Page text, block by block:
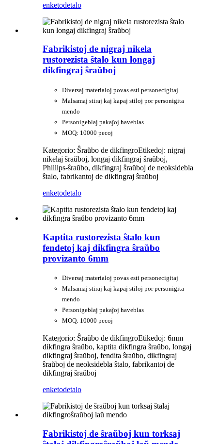
enketodetalo
Fabrikistoj de nigraj nikela
rustorezista ŝtalo kun longaj
dikfingraj ŝraŭboj
Diversaj materialoj povas esti personecigitaj
Malsamaj stiraj kaj kapaj stiloj por personigita
mendo
Personigeblaj pakaĵoj haveblas
MOQ: 10000 pecoj
Kategorio: Ŝraŭbo de dikfingroEtikedoj: nigraj
nikelaj ŝraŭboj, longaj dikfingraj ŝraŭboj,
Phillips-ŝraŭbo, dikfingraj ŝraŭboj de neoksidebla
ŝtalo, fabrikantoj de dikfingraj ŝraŭboj
enketodetalo
Kaptita rustorezista ŝtalo kun
fendetoj kaj dikfingra ŝraŭbo
provizanto 6mm
Diversaj materialoj povas esti personecigitaj
Malsamaj stiraj kaj kapaj stiloj por personigita
mendo
Personigeblaj pakaĵoj haveblas
MOQ: 10000 pecoj
Kategorio: Ŝraŭbo de dikfingroEtikedoj: 6mm
dikfingra ŝraŭbo, kaptita dikfingra ŝraŭbo, longaj
dikfingraj ŝraŭboj, fendita ŝraŭbo, dikfingraj
ŝraŭboj de neoksidebla ŝtalo, fabrikantoj de
dikfingraj ŝraŭboj
enketodetalo
Fabrikistoj de ŝraŭboj kun torksaj